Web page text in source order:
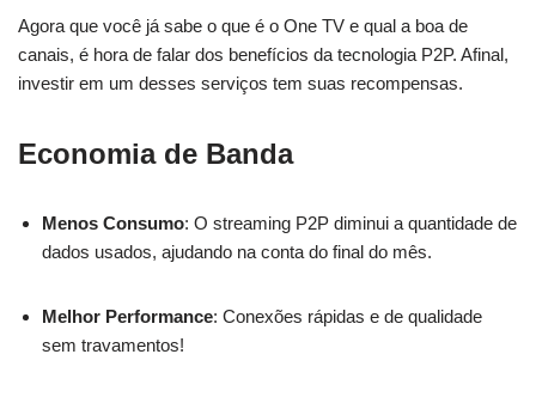
Agora que você já sabe o que é o One TV e qual a boa de
canais, é hora de falar dos benefícios da tecnologia P2P. Afinal,
investir em um desses serviços tem suas recompensas.
Economia de Banda
Menos Consumo: O streaming P2P diminui a quantidade de
dados usados, ajudando na conta do final do mês.
Melhor Performance: Conexões rápidas e de qualidade
sem travamentos!